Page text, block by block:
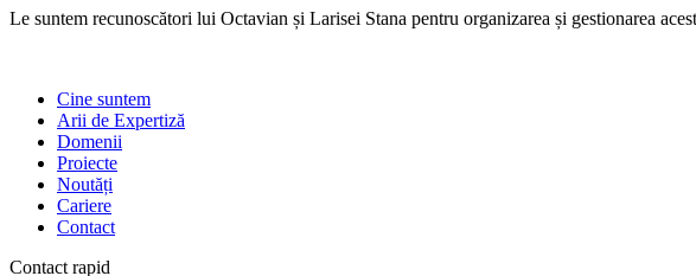
Le suntem recunoscători lui Octavian și Larisei Stana pentru organizarea și gestionarea
Cine suntem
Arii de Expertiză
Domenii
Proiecte
Noutăți
Cariere
Contact
Contact rapid